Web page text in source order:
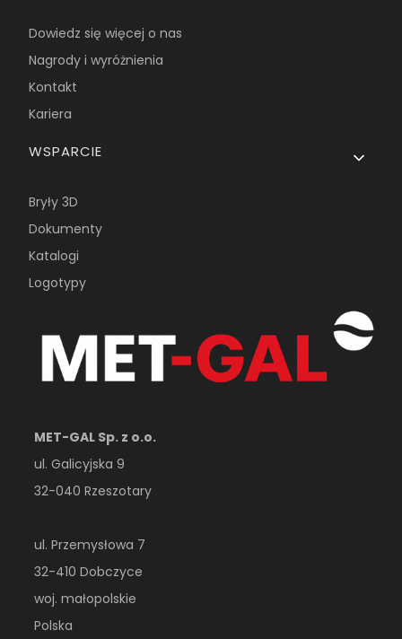
Dowiedz się więcej o nas
Nagrody i wyróżnienia
Kontakt
Kariera
WSPARCIE
Bryły 3D
Dokumenty
Katalogi
Logotypy
MET-GAL Sp. z o.o.
ul. Galicyjska 9
32-040 Rzeszotary
ul. Przemysłowa 7
32-410 Dobczyce
woj. małopolskie
Polska